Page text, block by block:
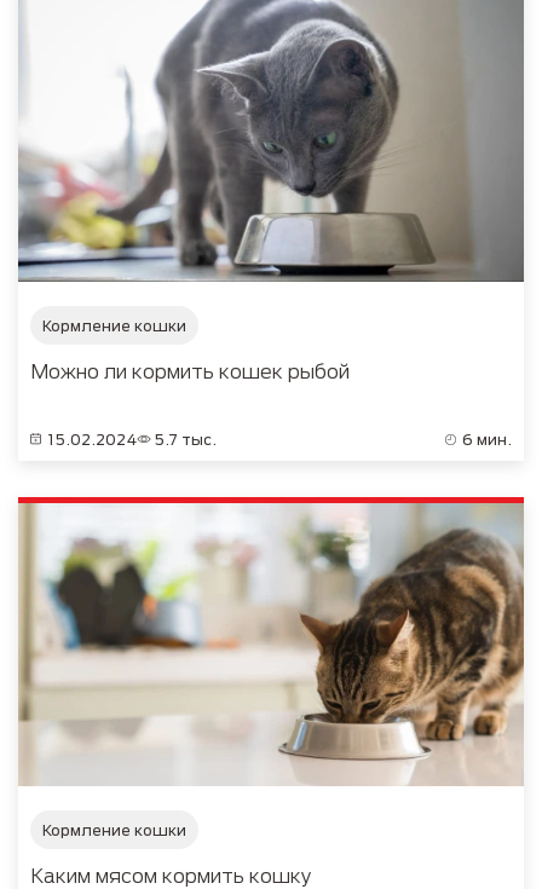
Кормление кошки
Можно ли кормить кошек рыбой
15.02.2024 5.7 тыс. 6 мин.
Кормление кошки
Каким мясом кормить кошку